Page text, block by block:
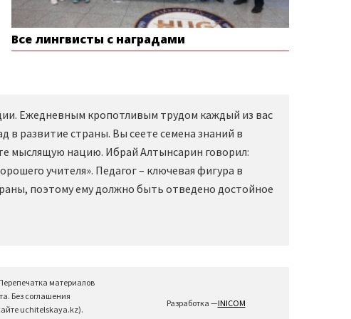
Все лингвисты с наградами
Ежедневным кропотливым трудом каждый из вас
в развитие страны. Вы сеете семена знаний в
мыслящую нацию. Ибрай Алтынсарин говорил:
учителя». Педагог – ключевая фигура в
поэтому ему должно быть отведено достойное
материалов
Без соглашения
uchitelskaya.kz).
Разработка —INICOM